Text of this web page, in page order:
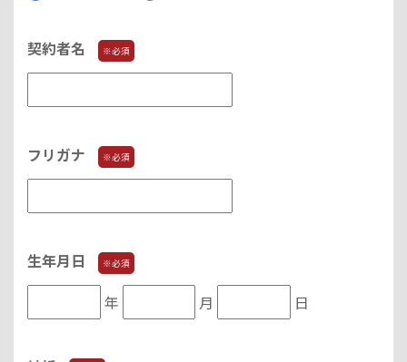
契約者名 ※必須
フリガナ ※必須
生年月日 ※必須
年 月 日